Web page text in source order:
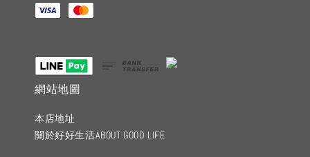
網站地圖
本店地址
關於好好生活ABOUT GOOD LIFE